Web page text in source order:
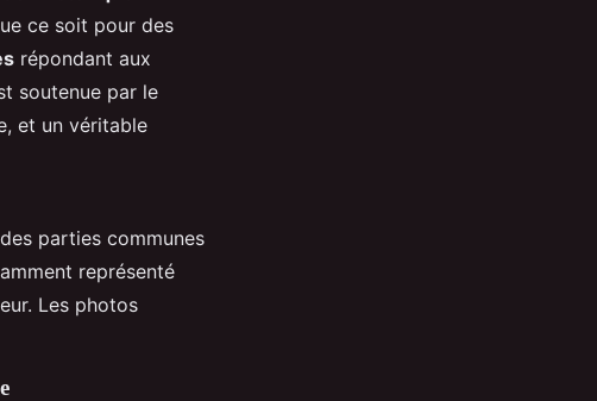
ce soit pour des
répondant aux
soutenue par le
et un véritable
parties communes
représenté
Les photos